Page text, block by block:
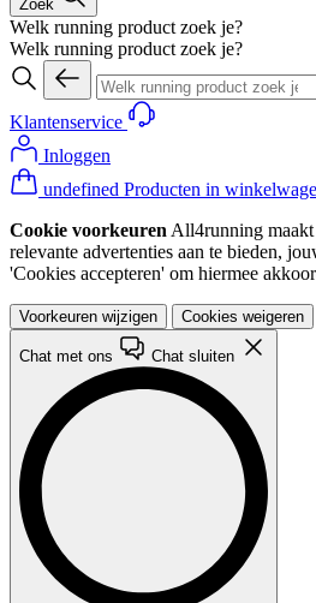
Zoek
Welk running product zoek je?
Welk running product zoek je?
Klantenservice
Inloggen
undefined Producten in
Cookie voorkeuren All4running maakt
relevante advertenties aan te bieden,
'Cookies accepteren' om hiermee
Voorkeuren wijzigen Cookies weigeren
Chat met ons Chat sluiten